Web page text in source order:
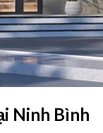
Ninh Bình